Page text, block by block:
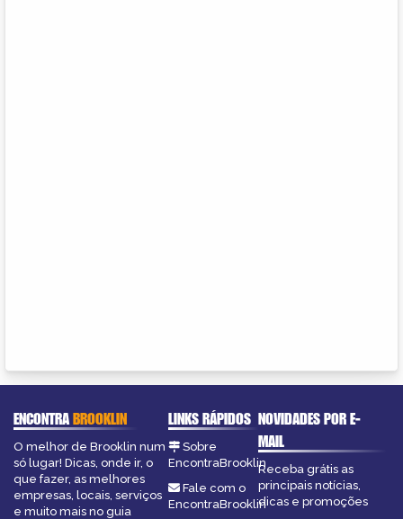
ENCONTRABROOKLIN
O melhor de Brooklin num
só lugar! Dicas, onde ir, o
que fazer, as melhores
empresas, locais, serviços
e muito mais no guia
LINKS RÁPIDOS
Sobre
EncontraBrooklin
Fale com o
EncontraBrooklin
NOVIDADES POR E-
MAIL
Receba grátis as
principais notícias,
dicas e promoções